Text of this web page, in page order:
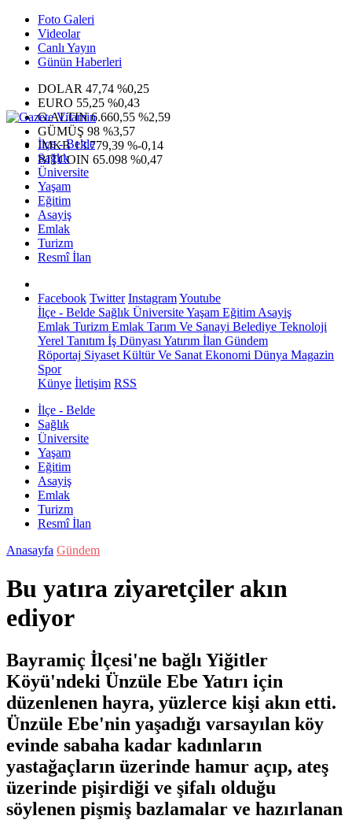
Foto Galeri
Videolar
Canlı Yayın
Günün Haberleri
DOLAR 47,74 %0,25
EURO 55,25 %0,43
G.ALTIN6.660,55 %2,59
GÜMÜŞ 98 %3,57
IMKB13.779,39 %-0,14
BITCOIN 65.098 %0,47
İlçe - Belde
Sağlık
Üniversite
Yaşam
Eğitim
Asayiş
Emlak
Turizm
Resmî İlan
Facebook Twitter InstagramYoutube
İlçe - Belde Sağlık ÜniversiteYaşam Eğitim Asayiş
Emlak Turizm Emlak Tarım Ve Sanayi Belediye Teknoloji
Yerel Tanıtım İş Dünyası Yatırım İlan Gündem
Röportaj Siyaset Kültür Ve Sanat Ekonomi Dünya Magazin
Spor
Künye İletişim RSS
İlçe - Belde
Sağlık
Üniversite
Yaşam
Eğitim
Asayiş
Emlak
Turizm
Resmî İlan
Anasayfa Gündem
Bu yatıra ziyaretçiler akın
ediyor
Bayramiç İlçesi'ne bağlı Yiğitler
Köyü'ndeki Ünzüle Ebe Yatırı için
düzenlenen hayra, yüzlerce kişi akın etti.
Ünzüle Ebe'nin yaşadığı varsayılan köy
evinde sabaha kadar kadınların
yastağaçların üzerinde hamur açıp, ateş
üzerinde pişirdiği ve şifalı olduğu
söylenen pişmiş bazlamalar ve hazırlanan